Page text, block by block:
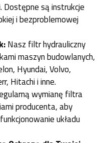
Dostępne są instrukcje
i bezproblemowej
Nasz filtr hydrauliczny
maszyn budowlanych,
Hyundai, Volvo,
Hitachi i inne.
wymianę filtra
producenta, aby
układu